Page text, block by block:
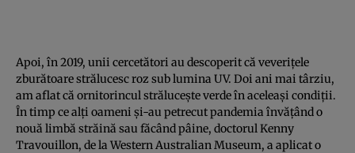
Apoi, în 2019, unii cercetători au descoperit că veverițele
zburătoare strălucesc roz sub lumina UV. Doi ani mai târziu,
am aflat că ornitorincul strălucește verde în aceleași condiții.
În timp ce alți oameni și-au petrecut pandemia învățând o
nouă limbă străină sau făcând pâine, doctorul Kenny
Travouillon, de la Western Australian Museum, a aplicat o